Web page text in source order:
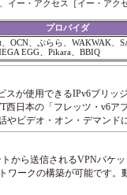
イー・アクセス［イー・アク
プロバイダ
OCN、ぷらら、WAKWAK、
EGG、Pikara、BBIQ
スが使用できるIPv6ブリッ
西日本の「フレッツ・v6
やビデオ・オン・デマンド
から送信されるVPNパケ
ワークの構築が可能です